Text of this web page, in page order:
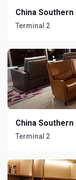
China
Terminal 2
China
Terminal 2